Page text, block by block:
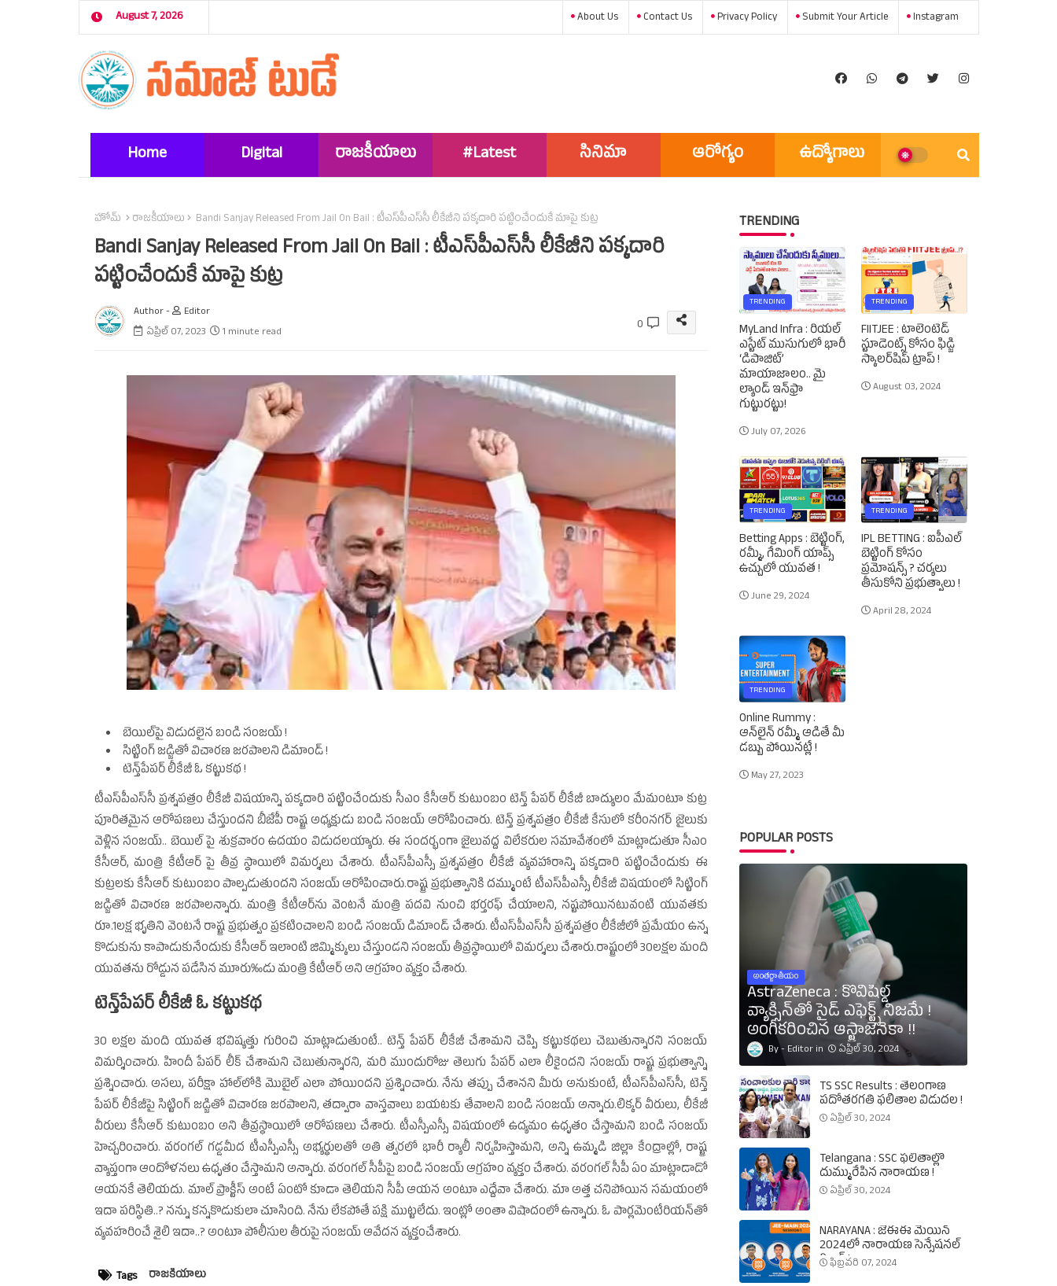
August 7, 2026 About Us Contact Us Privacy Policy Submit Your Article Instagram
Home
Digital
రాజకీయాలు
#Latest
సినిమా ఆరోగ్యం ఉద్యోగాలు అన్ని వార్తలు
హోమ్ రాజకీయాలు Bandi Sanjay Released From Jail On Bail : టీఎస్‌పీఎస్‌సీ లీకేజీని పక్కదారి పట్టించేందుకే మాపై కుట్ర
Bandi Sanjay Released From Jail On Bail : టీఎస్‌పీఎస్‌సీ లీకేజీని పక్కదారి
పట్టించేందుకే మాపై కుట్ర
Author -
Editor
ఏప్రిల్ 07, 2023
1 minute read 0
బెయిల్‌పై విడుదలైన బండి సంజయ్‌ !
సిట్టింగ్‌ జడ్జితో విచారణ జరపాలని డిమాండ్‌ !
టెన్త్‌పేపర్‌ లీకేజీ ఓ కట్టుకథ !
టీఎస్‌పీఎస్‌సీ ప్రశ్నపత్రం లీకేజీ విషయాన్ని పక్కదారి పట్టించేందుకు సీఎం కేసీఆర్‌ కుటుంబం టెన్త్‌ పేపర్‌ లీకేజీ బాద్యులం మేమంటూ కుట్ర
పూరితమైన ఆరోపణలు చేస్తుందని బీజేపీ రాష్ట్ర అధ్యక్షుడు బండి సంజయ్‌ ఆరోపించారు. టెన్త్‌ ప్రశ్నపత్రం లీకేజీ కేసులో కరీంనగర్‌ జైలుకు
వెళ్లిన సంజయ్‌.. బెయిల్‌ పై శుక్రవారం ఉదయం విడుదలయ్యారు. ఈ సందర్భంగా జైలువద్ద విలేకరుల సమావేశంలో మాట్లాడుతూ సీఎం
కేసీఆర్‌, మంత్రి కేటీఆర్‌ పై తీవ్ర స్థాయిలో విమర్శలు చేశారు. టీఎస్‌పీఎస్సీ ప్రశ్నపత్రం లీకేజీ వ్యవహారాన్ని పక్కదారి పట్టించేందుకు ఈ
కుట్రలకు కేసీఆర్‌ కుటుంబం పాల్పడుతుందని సంజయ్‌ ఆరోపించారు.రాష్ట్ర ప్రభుత్వానికి దమ్ముంటే టీఎస్‌పీఎస్సీ లీకేజీ విషయంలో సిట్టింగ్‌
జడ్జితో విచారణ జరపాలన్నారు. మంత్రి కేటీఆర్‌ను వెంటనే మంత్రి పదవి నుంచి భర్తరఫ్‌ చేయాలని, నష్టపోయినటువంటి యువతకు
రూ.1లక్ష భృతిని వెంటనే రాష్ట్ర ప్రభుత్వం ప్రకటించాలని బండి సంజయ్‌ డిమాండ్‌ చేశారు. టీఎస్‌పీఎస్‌సీ ప్రశ్నపత్రం లీకేజీలో ప్రమేయం ఉన్న
కొడుకును కాపాడుకునేందుకు కేసీఆర్‌ ఇలాంటి జిమ్మిక్కులు చేస్తుండని సంజయ్‌ తీవ్రస్థాయిలో విమర్శలు చేశారు.రాష్ట్రంలో 30లక్షల మంది
యువతను రోడ్డున పడేసిన మూరు‰డు మంత్రి కేటీఆర్‌ అని ఆగ్రహం వ్యక్తం చేశారు.
టెన్త్‌పేపర్‌ లీకేజీ ఓ కట్టుకథ
30 లక్షల మంది యువత భవిష్యత్తు గురించి మాట్లాడుతుంటే.. టెన్త్‌ పేపర్‌ లీకేజీ చేశామని చెప్పి కట్టుకథలు చెబుతున్నారని సంజయ్‌
విమర్శించారు. హిందీ పేపర్‌ లీక్‌ చేశామని చెబుతున్నారని, మరి ముందురోజు తెలుగు పేపర్‌ ఎలా లీకైందని సంజయ్‌ రాష్ట్ర ప్రభుత్వాన్ని
ప్రశ్నించారు. అసలు, పరీక్షా హాల్‌లోకి మొబైల్‌ ఎలా పోయిందని ప్రశ్నించారు. నేను తప్పు చేశానని మీరు అనుకుంటే, టీఎస్‌పీఎస్‌సీ, టెన్త్‌
పేపర్‌ లీకేజీపై సిట్టింగ్‌ జడ్జితో విచారణ జరపాలని, తద్వారా వాస్తవాలు బయటకు తేవాలని బండి సంజయ్‌ అన్నారు.లిక్కర్‌ వీరులు, లీకేజీ
వీరులు కేసీఆర్‌ కుటుంబం అని తీవ్రస్థాయిలో ఆరోపణలు చేశారు. టీఎస్పీఎస్సీ విషయంలో ఉద్యమం ఉధృతం చేస్తామని బండి సంజయ్‌
హెచ్చరించారు. వరంగల్‌ గడ్డమీద టీఎస్పీఎస్సీ అభ్యర్ధులతో అతి త్వరలో భారీ ర్యాలీ నిర్వహిస్తామని, అన్ని ఉమ్మడి జిల్లా కేంద్రాల్లో, రాష్ట్ర
వ్యాప్తంగా ఆందోళనలు ఉధృతం చేస్తామని అన్నారు. వరంగల్‌ సీపీపై బండి సంజయ్‌ ఆగ్రహం వ్యక్తం చేశారు. వరంగల్‌ సీపీ ఏం మాట్లాడాడో
ఆయనకే తెలియదు. మాల్‌ ప్రాక్టీస్‌ అంటే ఏంటో కూడా తెలియని సీపీ ఆయన అంటూ ఎద్దేవా చేశారు. మా అత్త చనిపోయిన సమయంలో
ఇదా పరిస్థితి..? నన్ను కన్నకొడుకులా చూసింది. నేను లేకపోతే పక్షి ముట్టలేదు. ఇంట్లో అంతా విషాదంలో ఉన్నారు. ఓ పార్లమెంటేరియన్‌తో
వ్యవహరించే శైలి ఇదా..? అంటూ పోలీసుల తీరుపై సంజయ్‌ ఆవేదన వ్యక్తంచేశారు.
Tags రాజకీయాలు
TRENDING
TRENDING
MyLand Infra : రియల్
ఎస్టేట్ ముసుగులో భారీ
‘డిపాజిట్’
మాయాజాలం.. మై
ల్యాండ్ ఇన్‌ఫ్రా
గుట్టురట్టు!
July 07, 2026
TRENDING
FIITJEE : టాలెంటెడ్‌
స్టూడెంట్స్‌ కోసం ఫిడ్జి
స్కాలర్‌షిప్‌ ట్రాప్‌ !
August 03, 2024
TRENDING
Betting Apps : బెట్టింగ్‌,
రమ్మీ, గేమింగ్‌ యాప్స్‌
ఉచ్చులో యువత !
June 29, 2024
TRENDING
IPL BETTING : ఐపీఎల్‌
బెట్టింగ్‌ కోసం
ప్రమోషన్స్‌ ? చర్యలు
తీసుకోని ప్రభుత్వాలు !
April 28, 2024
TRENDING
Online Rummy :
ఆన్‌లైన్‌ రమ్మీ ఆడితే మీ
డబ్బు పోయినట్లే !
May 27, 2023
POPULAR POSTS
అంతర్జాతీయం
AstraZeneca : కోవిషీల్డ్‌
వ్యాక్సిన్‌తో సైడ్‌ ఎఫెక్ట్స్‌ నిజమే !
అంగీకరించిన ఆస్ట్రాజెనెకా !!
Editor ఏప్రిల్ 30, 2024
TS SSC Results : తెలంగాణ
పదోతరగతి ఫలితాల విడుదల !
ఏప్రిల్ 30, 2024
Telangana : SSC ఫలితాల్లో
దుమ్మురేపిన నారాయణ !
ఏప్రిల్ 30, 2024
NARAYANA : జేఈఈ మెయిన్‌
2024లో నారాయణ సెన్సేషనల్‌
రికార్డ్‌ !
ఫిబ్రవరి 07, 2024